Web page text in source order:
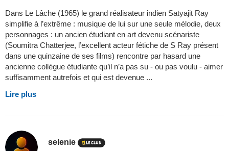
Dans Le Lâche (1965) le grand réalisateur indien Satyajit Ray
simplifie à l’extrême : musique de lui sur une seule mélodie, deux
personnages : un ancien étudiant en art devenu scénariste
(Soumitra Chatterjee, l’excellent acteur fétiche de S Ray présent
dans une quinzaine de ses films) rencontre par hasard une
ancienne collègue étudiante qu’il n’a pas su - ou pas voulu - aimer
suffisamment autrefois et qui est devenue ...
Lire plus
selenie